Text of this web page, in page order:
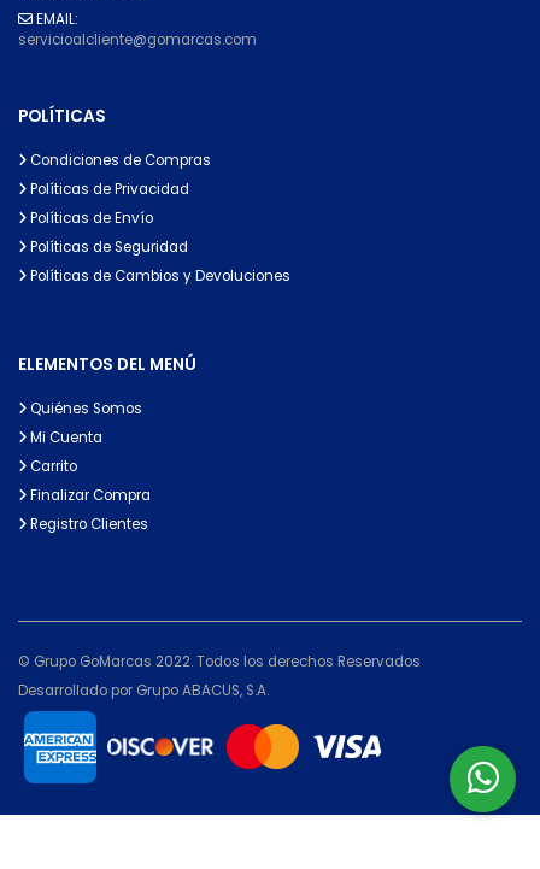
EMAIL:
servicioalcliente@gomarcas.com
POLÍTICAS
Condiciones de Compras
Políticas de Privacidad
Políticas de Envío
Políticas de Seguridad
Políticas de Cambios y Devoluciones
ELEMENTOS DEL MENÚ
Quiénes Somos
Mi Cuenta
Carrito
Finalizar Compra
Registro Clientes
© Grupo GoMarcas 2022. Todos los derechos Reservados
Desarrollado por Grupo ABACUS, S.A.